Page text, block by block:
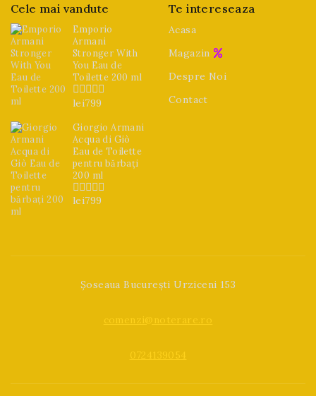
Cele mai vandute
Emporio
Armani
Stronger With
You Eau de
Toilette 200 ml
0
5
lei799
Giorgio Armani
Acqua di Giò
Eau de Toilette
pentru bărbați
200 ml
0
lei799
Te intereseaza
Acasa
Magazin
Despre Noi
Contact
Șoseaua București Urziceni 153
comenzi@noterare.ro
0724139054